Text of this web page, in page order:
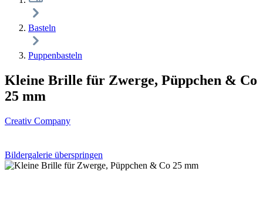
Basteln
Puppenbasteln
Kleine Brille für Zwerge, Püppchen & Co
25 mm
Creativ Company
Bildergalerie überspringen